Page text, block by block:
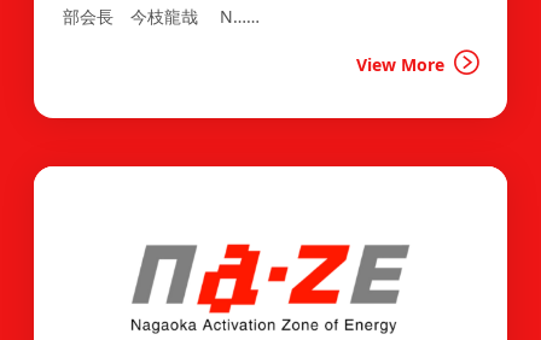
部会長 今枝龍哉 N……
View More